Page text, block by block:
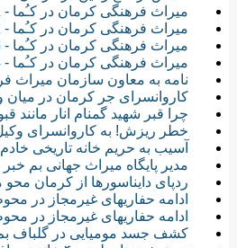
میراث فرهنگی کرمان در کـُما - 1- بقعه شاه نعمت الله ولی
میراث فرهنگی کرمان در کـُما - 2- باغ شازده ماهان
میراث فرهنگی کرمان در کـُما - 3 - مجموعه «گنجعلی خان»
میراث فرهنگی کرمان در کـُما - 4 - ارگ تاریخی بم
نامه به معاون سازمان میراث
کاروانسرای جر کرمان در میان
چرا قبر شهید گمنام انار
خطر ریزش! به کاروانسرای وکیل نزدیک
آسیب به حریم خانه تاریخی خادم
مدیر پایگاه میراث جهانی بم
ردپای دایناسورها از کرمان
ادامه حفاریهای غیرمجاز در
ادامه حفاریهای غیرمجاز در
کشف جسد مومیایی در گلباف